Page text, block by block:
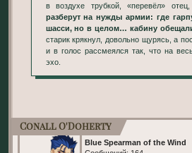
в воздухе трубкой, «перевёл» отец,
разберут на нужды армии: где
шасси, но в целом… кабину
старик крякнул, довольно щурясь, а
и в голос рассмеялся так, что на
эхо.
Conall O'Doherty
Blue Spearman of the Wind